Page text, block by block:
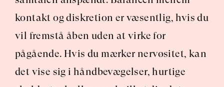
kontakt og diskretion er væsentlig, hvis du
vil fremstå åben uden at virke for
pågående. Hvis du mærker nervøsitet, kan
det vise sig i håndbevægelser, hurtige